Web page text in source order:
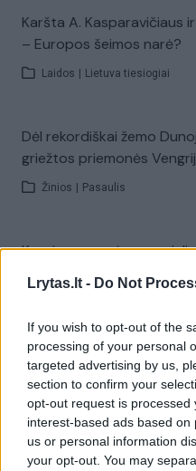
Lrytas.lt - Do Not
If you wish to opt-out of the
processing of your personal
targeted advertising by us,
section to confirm your
opt-out request is processed
interest-based ads based
us or personal information
your opt-out. You may
Karšta A. Kasparavičiaus
– Europos šeimos narė?
Laidos Lietuva tiesiogiai
Dėl rekordiškai žemo
griežtos priemonės
Žinios Pasaulis
Kuprines pasvėrę
Žiūrimiausi